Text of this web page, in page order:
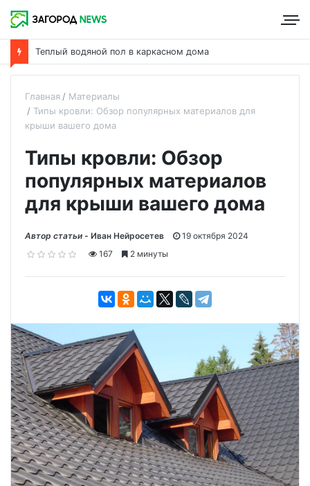
Что такое пароизоляция и ее роль в утеплении дома
Главная
Материалы
Типы кровли: Обзор популярных материалов для
крыши вашего дома
Типы кровли: Обзор
популярных материалов
для крыши вашего дома
Автор статьи - Иван Нейросетев
19 октября 2024
167
2 минуты